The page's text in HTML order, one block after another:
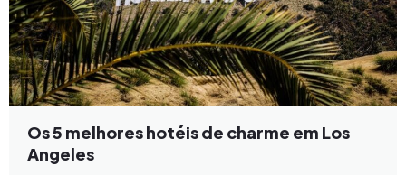
Os 5 melhores hotéis de charme em Los
Angeles